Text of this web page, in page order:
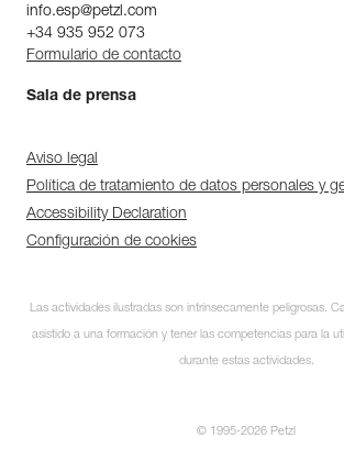
info.esp@petzl.com
+34 935 952 073
Formulario de contacto
Sala de prensa
Aviso legal
Política de tratamiento de datos personales y
Accessibility Declaration
Configuración de cookies
Las actividades ilustradas son intrínsecamente peligrosas.
asistido a una formación y tener las competencias para la
durante estas actividades.
© 1995-2026 Petzl